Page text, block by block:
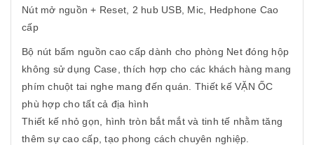
Nút mở nguồn + Reset, 2 hub USB, Mic, Hedphone Cao
cấp
Bộ nút bấm nguồn cao cấp dành cho phòng Net đóng hộp
không sử dụng Case, thích hợp cho các khách hàng mang
phím chuột tai nghe mang đến quán. Thiết kế VẶN ỐC
phù hợp cho tất cả địa hình
Thiết kế nhỏ gọn, hình tròn bắt mắt và tinh tế nhằm tăng
thêm sự cao cấp, tạo phong cách chuyên nghiệp.